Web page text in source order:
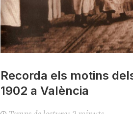
Recorda els motins
1902 a València